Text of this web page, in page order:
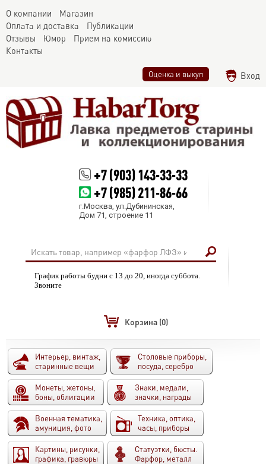
О компании
Магазин
Оплата и доставка
Публикации
Отзывы
Юмор
Прием на комиссию
Контакты
Оценка и выкуп Вход
+7 (903) 143-33-33
+7 (985) 211-86-66
г.Москва, ул.Дубининская,
Дом 71, строение 11
График работы будни с 13 до 20, иногда суббота.
Звоните
Корзина (0)
Интерьер, винтаж,
старинные вещи
Столовые приборы,
посуда, серебро
Монеты, жетоны,
боны, облигации
Знаки, медали,
значки, награды
Военная тематика,
амуниция, фото
Техника, оптика,
часы, приборы
Картины, рисунки,
графика, гравюры
Статуэтки, бюсты.
Фарфор, металл